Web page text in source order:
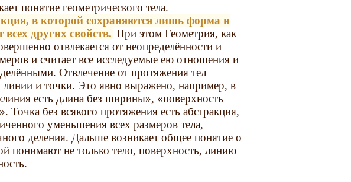
понятие геометрического тела.
в которой сохраняются лишь форма и
других свойств. При этом Геометрия, как
отвлекается от неопределённости и
и считает все исследуемые ею отношения и
Отвлечение от протяжения тел
линии и точки. Это явно выражено, например, в
есть длина без ширины», «поверхность
без всякого протяжения есть абстракция,
уменьшения всех размеров тела,
деления. Дальше возникает общее понятие о
понимают не только тело, поверхность, линию